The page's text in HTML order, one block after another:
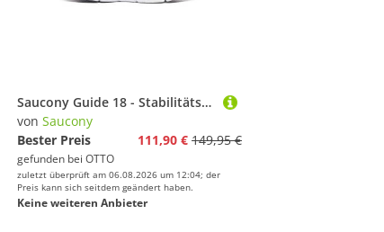
Saucony Guide 18 - Stabilitätsschuh Laufschuh
von Saucony
Bester Preis
111,90 € 149,95 €
gefunden bei OTTO
zuletzt überprüft am 06.08.2026 um 12:04; der
Preis kann sich seitdem geändert haben.
Keine weiteren Anbieter